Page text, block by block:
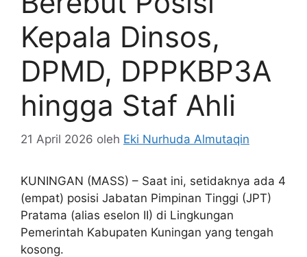
Kepala Dinsos,
DPMD, DPPKBP3A
hingga Staf Ahli
21 April 2026 oleh Eki Nurhuda Almutaqin
KUNINGAN (MASS) – Saat ini, setidaknya ada 4
(empat) posisi Jabatan Pimpinan Tinggi (JPT)
Pratama (alias eselon II) di Lingkungan
Pemerintah Kabupaten Kuningan yang tengah
kosong.